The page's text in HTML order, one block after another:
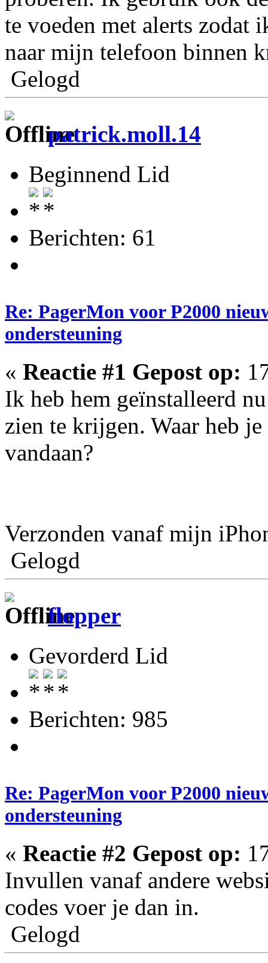
te voeden met alerts zodat
naar mijn telefoon binnen
Gelogd
patrick.moll.14
Beginnend Lid
Berichten: 61
Re: PagerMon voor P2000
ondersteuning
« Reactie #1 Gepost op:
Ik heb hem geïnstalleerd
zien te krijgen. Waar heb
vandaan?
Verzonden vanaf mijn
Gelogd
flopper
Gevorderd Lid
Berichten: 985
Re: PagerMon voor P2000
ondersteuning
« Reactie #2 Gepost op:
Invullen vanaf andere
codes voer je dan in.
Gelogd